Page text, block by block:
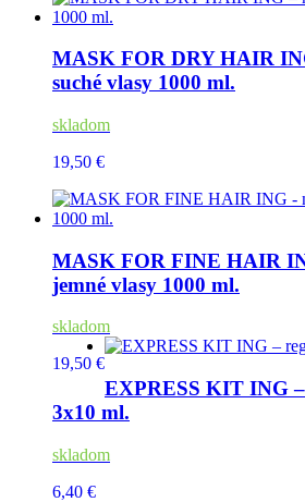
MASK FOR DRY HAIR
suché vlasy 1000 ml.
skladom
19,50 €
MASK FOR FINE HAIR
jemné vlasy 1000 ml.
skladom
19,50 €
EXPRESS KIT ING
3x10 ml.
skladom
6,40 €